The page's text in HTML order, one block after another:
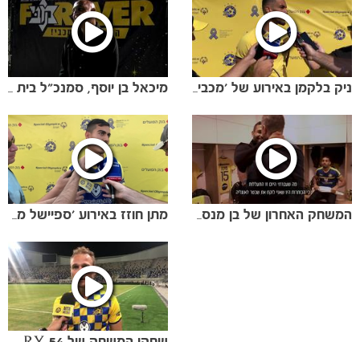
מתן חוזז באירוע 'ספיישל מכבי' המשחק האחרון של בן מנספורד